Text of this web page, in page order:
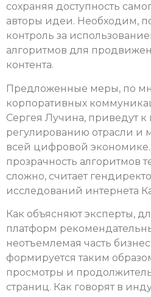
сохраняя доступность
авторы идеи. Необходим,
контроль за
алгоритмов для
контента.
Предложенные меры, по
корпоративных
Сергея Лучина, приведут
регулированию отрасли и
всей цифровой
прозрачность алгоритмов
сложно, считает
исследований интернета
Как объясняют эксперты,
платформ
неотъемлемая часть
формируется таким
просмотры и
страниц. Как говорят в